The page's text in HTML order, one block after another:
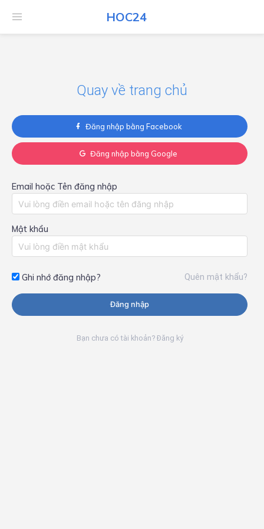
HOC24
HOC24
Quay về trang chủ
Đăng nhập bằng Facebook
Đăng nhập bằng Google
Email hoặc Tên đăng nhập
Mật khẩu
Ghi nhớ đăng nhập? Quên mật khẩu?
Đăng nhập
Bạn chưa có tài khoản? Đăng ký